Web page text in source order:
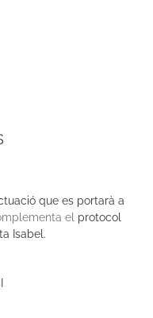
que es portarà a
el protocol
Isabel.